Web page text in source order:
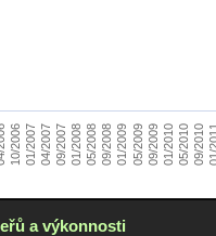
10/200601/200704/200709/200701/200805/200809/200801/200905/200909/200901/201005/201009/2010
a výkonnosti